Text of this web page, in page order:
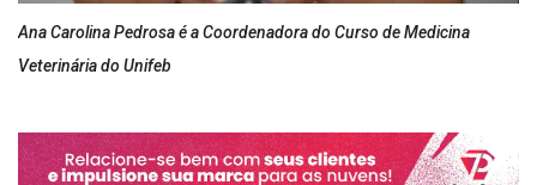
Ana Carolina Pedrosa é a Coordenadora do Curso de Medicina
Veterinária do Unifeb